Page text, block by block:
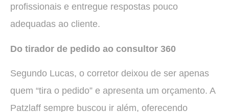
profissionais e entregue respostas pouco
adequadas ao cliente.
Do tirador de pedido ao consultor 360
Segundo Lucas, o corretor deixou de ser apenas
quem “tira o pedido” e apresenta um orçamento. A
Patzlaff sempre buscou ir além, oferecendo